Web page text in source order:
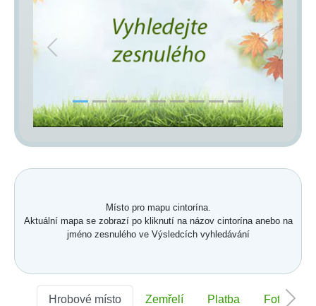
Previous Next
Místo pro mapu cintorína.
Aktuální mapa se zobrazí po kliknutí na názov cintorína anebo na
jméno zesnulého ve Výsledcích vyhledávání
Hrobové místo Zemřelí Platba Foto